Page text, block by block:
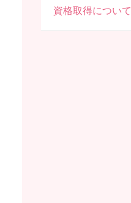
資格取得について